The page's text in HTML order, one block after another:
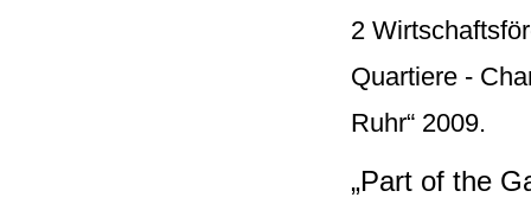
2
Quartiere -
Ruhr“ 2009.
„Part of the